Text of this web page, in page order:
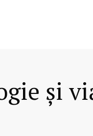
și